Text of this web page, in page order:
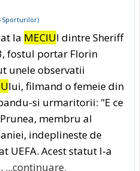
Sporturilor)
la MECIUl dintre Sheriff
fostul portar Florin
unele observatii
lui, filmand o femeie din
si urmaritorii: "E ce
membru al
indeplineste de
UEFA. Acest statut l-a
...continuare.